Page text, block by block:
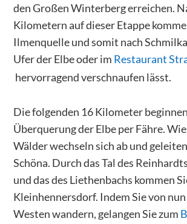
den Großen Winterberg erreichen.
Kilometern auf dieser Etappe
Ilmenquelle und somit nach
Ufer der Elbe oder im Restaurant
hervorragend verschnaufen lässt.
Die folgenden 16 Kilometer
Überquerung der Elbe per Fähre.
Wälder wechseln sich ab und
Schöna. Durch das Tal des
und das des Liethenbachs kommen
Kleinhennersdorf. Indem Sie von nun
Westen wandern, gelangen Sie zum